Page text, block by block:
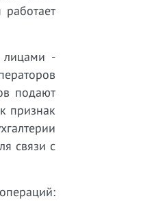
лицами -
подают
признак
связи с